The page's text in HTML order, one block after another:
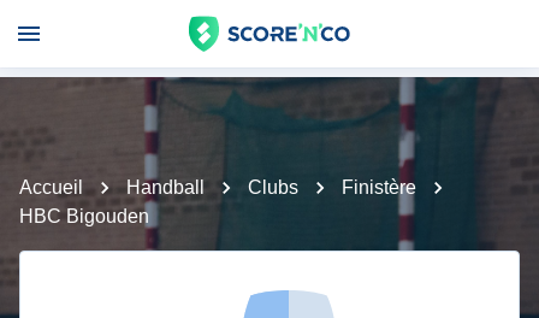
Accueil Handball Clubs
Finistère
HBC Bigouden